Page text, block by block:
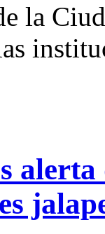
la
alerta